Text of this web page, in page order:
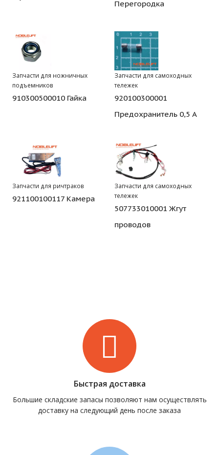
Перегородка
Запчасти для ножничных
подъемников
910300500010 Гайка
Запчасти для самоходных
тележек
920100300001
Предохранитель 0,5 А
Запчасти для ричтраков
921100100117 Камера
Запчасти для самоходных
тележек
507733010001 Жгут
проводов
Быстрая доставка
Большие складские запасы позволяют нам осуществлять
доставку на следующий день после заказа